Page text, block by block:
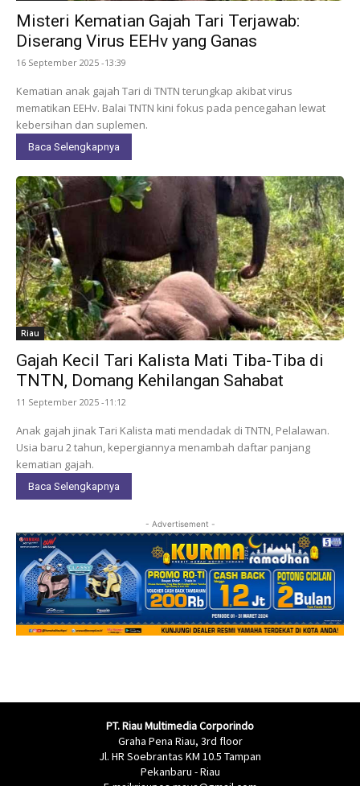
Misteri Kematian Gajah Tari Terjawab:
Diserang Virus EEHv yang Ganas
16 September 2025 -13:39
Kematian anak gajah Tari di TNTN terungkap akibat virus
mematikan EEHv. Balai TNTN kini fokus pada pencegahan lewat
kebersihan dan suplemen.
Baca Selengkapnya
Riau
Gajah Kecil Tari Kalista Mati Tiba-Tiba di
TNTN, Domang Kehilangan Sahabat
11 September 2025 -11:12
Anak gajah jinak Tari Kalista mati mendadak di TNTN, Pelalawan.
Usia baru 2 tahun, kepergiannya menambah daftar panjang
kematian gajah.
Baca Selengkapnya
- Advertisement -
PT. Riau Multimedia Corporindo
Graha Pena Riau, 3rd floor
Jl. HR Soebrantas KM 10.5 Tampan
Pekanbaru - Riau